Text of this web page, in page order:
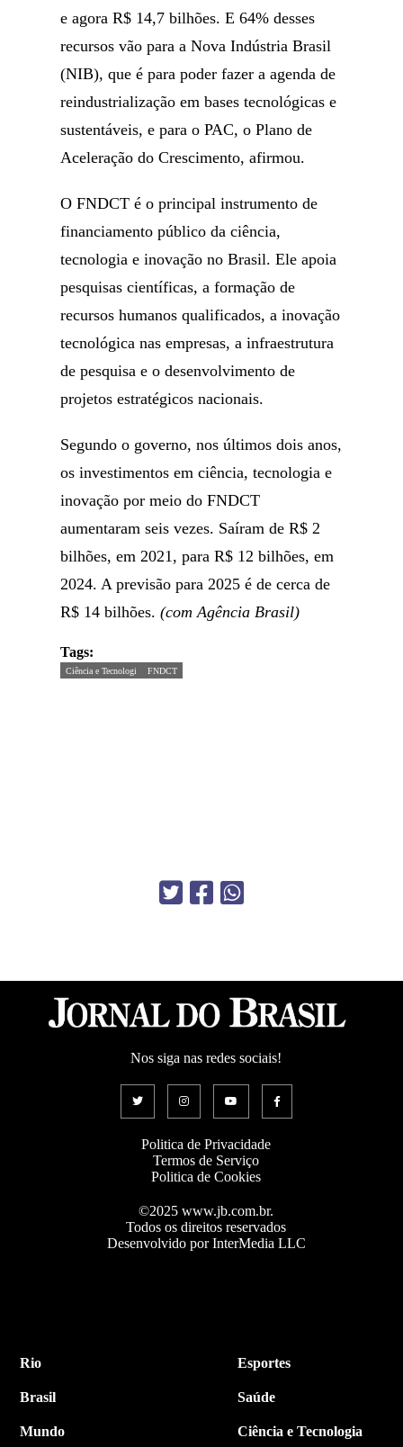
e agora R$ 14,7 bilhões. E 64% desses
recursos vão para a Nova Indústria Brasil
(NIB), que é para poder fazer a agenda de
reindustrialização em bases tecnológicas e
sustentáveis, e para o PAC, o Plano de
Aceleração do Crescimento, afirmou.
O FNDCT é o principal instrumento de
financiamento público da ciência,
tecnologia e inovação no Brasil. Ele apoia
pesquisas científicas, a formação de
recursos humanos qualificados, a inovação
tecnológica nas empresas, a infraestrutura
de pesquisa e o desenvolvimento de
projetos estratégicos nacionais.
Segundo o governo, nos últimos dois anos,
os investimentos em ciência, tecnologia e
inovação por meio do FNDCT
aumentaram seis vezes. Saíram de R$ 2
bilhões, em 2021, para R$ 12 bilhões, em
2024. A previsão para 2025 é de cerca de
R$ 14 bilhões.(com Agência Brasil)
Tags:
Ciência e Tecnologi FNDCT
Nos siga nas redes sociais!
Politica de Privacidade
Termos de Serviço
Politica de Cookies
©2025 www.jb.com.br.
Todos os direitos reservados
Desenvolvido por InterMedia LLC
Rio
Brasil
Mundo
Esportes
Saúde
Ciência e Tecnologia